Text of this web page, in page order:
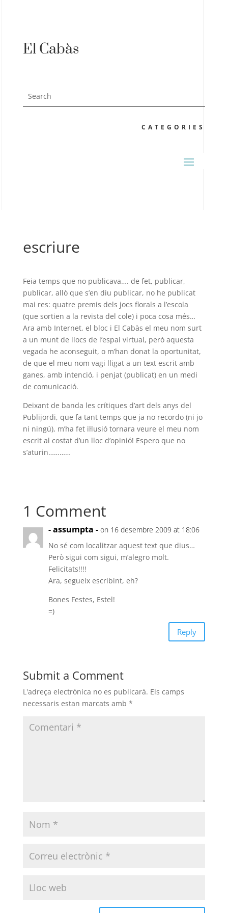
El Cabàs
CATEGORIES
escriure
Feia temps que no publicava…. de fet, publicar,
publicar, allò que s’en diu publicar, no he publicat
mai res: quatre premis dels jocs florals a l’escola
(que sortien a la revista del cole) i poca cosa més…
Ara amb Internet, el bloc i El Cabàs el meu nom surt
a un munt de llocs de l’espai virtual, però aquesta
vegada he aconseguit, o m’han donat la oportunitat,
de que el meu nom vagi lligat a un text escrit amb
ganes, amb intenció, i penjat (publicat) en un medi
de comunicació.
Deixant de banda les crítiques d’art dels anys del
Publijordi, que fa tant temps que ja no recordo (ni jo
ni ningú), m’ha fet il·lusió tornara veure el meu nom
escrit al costat d’un lloc d’opinió! Espero que no
s’aturin…………
1 Comment
- assumpta - on 16 desembre 2009 at 18:06
No sé com localitzar aquest text que dius…
Però sigui com sigui, m’alegro molt.
Felicitats!!!!
Ara, segueix escribint, eh?
Bones Festes, Estel!
=)
Reply
Submit a Comment
L'adreça electrònica no es publicarà. Els camps
necessaris estan marcats amb *